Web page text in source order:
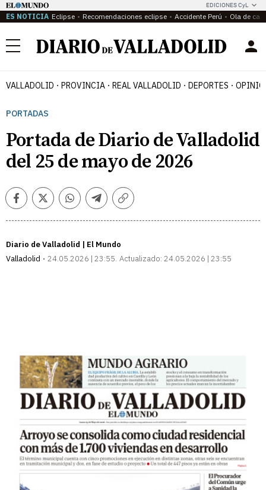
EDICIONES CyL
ES NOTICIA Eclipse Recomendaciones eclipse Accidente Perú Ola de
Menú
VALLADOLID PROVINCIA REAL VALLADOLID DEPORTES
PORTADAS
Portada de Diario de Valladolid
del 25 de mayo de 2026
FacebookTwitterWhatsappTelegramCopiar
Diario de Valladolid | El Mundo
Valladolid
24.05.2026 | 23:55 Actualizado: 24.05.2026 | 23:55